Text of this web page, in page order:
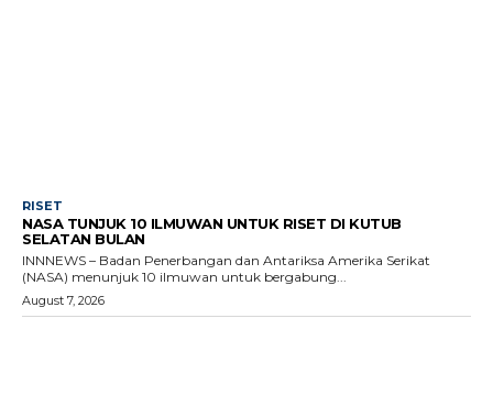
RISET
NASA TUNJUK 10 ILMUWAN UNTUK RISET DI KUTUB
SELATAN BULAN
INNNEWS – Badan Penerbangan dan Antariksa Amerika Serikat
(NASA) menunjuk 10 ilmuwan untuk bergabung...
August 7, 2026